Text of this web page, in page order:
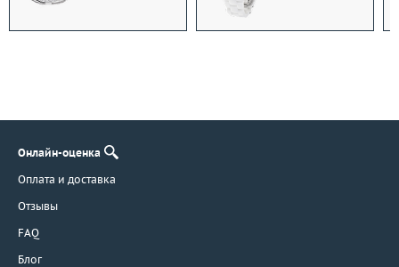
Онлайн-оценка
Оплата и доставка
Отзывы
FAQ
Блог